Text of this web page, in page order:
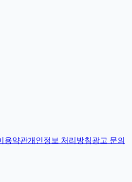
용약관개인정보 처리방침광고 문의